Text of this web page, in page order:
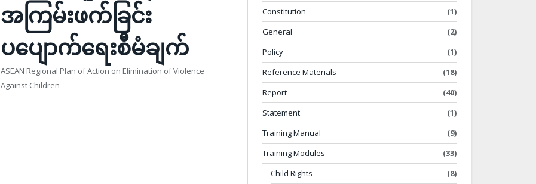
အကြမ်းဖက်ခြင်း
ပပျောက်ရေးစီမံချက်
ASEAN Regional Plan of Action on Elimination of Violence
Against Children
Constitution
(1)
General
(2)
Policy
(1)
Reference Materials
(18)
Report
(40)
Statement
(1)
Training Manual
(9)
Training Modules
(33)
Child Rights
(8)